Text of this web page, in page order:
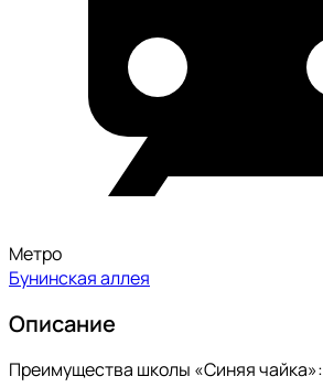
Метро
Бунинская аллея
Описание
Преимущества школы «Синяя чайка»: